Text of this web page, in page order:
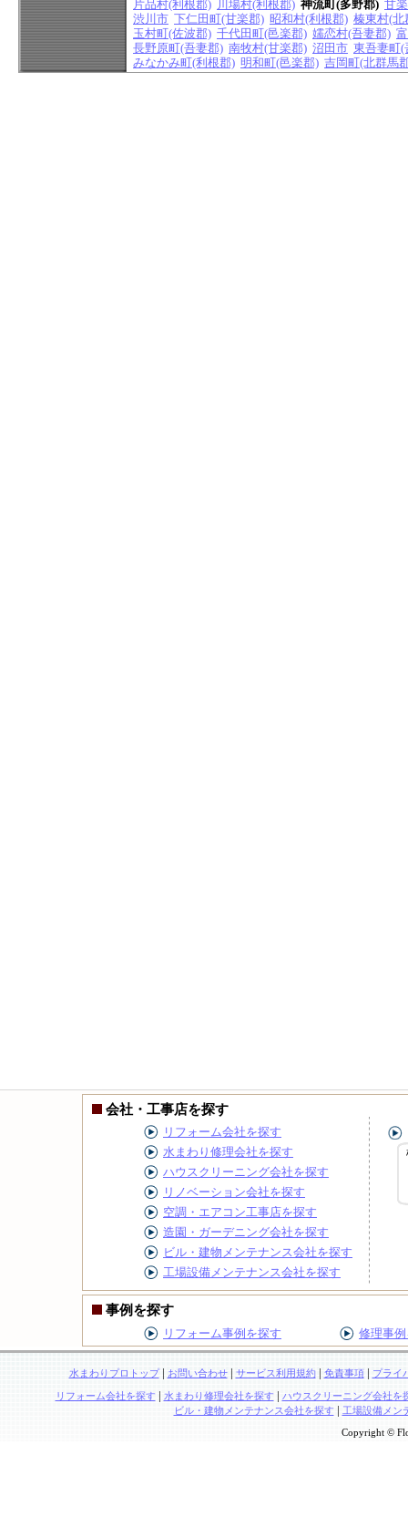
片品村(利根郡) 川場村(利根郡) 神流町(多野郡) 甘
渋川市 下仁田町(甘楽郡) 昭和村(利根郡) 榛東村(北
玉村町(佐波郡) 千代田町(邑楽郡) 嬬恋村(吾妻郡)
長野原町(吾妻郡) 南牧村(甘楽郡) 沼田市 東吾妻町(
みなかみ町(利根郡) 明和町(邑楽郡) 吉岡町(北群馬
会社・工事店を探す
リフォーム会社を探す
水まわり修理会社を探す
ハウスクリーニング会社を探す
リノベーション会社を探す
空調・エアコン工事店を探す
造園・ガーデニング会社を探す
ビル・建物メンテナンス会社を探す
工場設備メンテナンス会社を探す
事例を探す
リフォーム事例を探す 修理事
水まわりプロトップ| お問い合わせ| サービス利用規約| 免責事項| プライ
リフォーム会社を探す | 水まわり修理会社を探す | ハウスクリーニング会社を
ビル・建物メンテナンス会社を探す| 工場設備メン
Copyright ©